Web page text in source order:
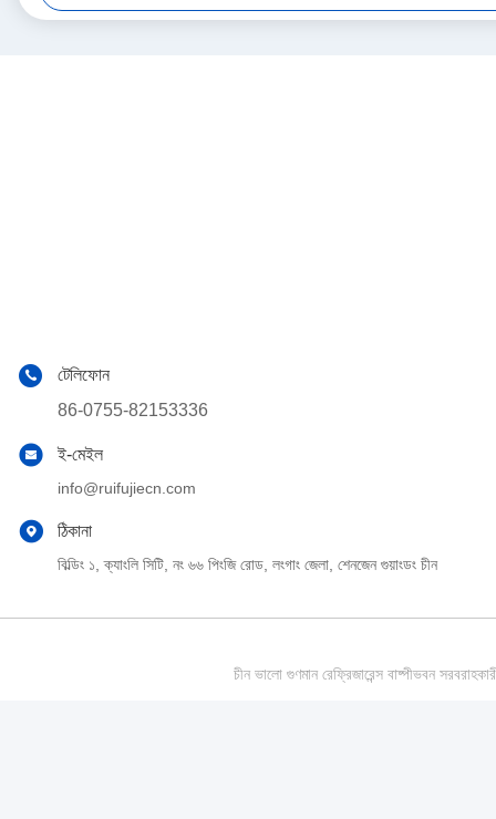
টেলিফোন
86-0755-82153336
ই-মেইল
info@ruifujiecn.com
ঠিকানা
বিল্ডিং ১, ক্যাংলি সিটি, নং ৬৬ পিংজি রোড, লংগাং জেলা, শেনজেন গুয়াংডং চীন
চীন ভালো গুণমান রেফ্রিজারেন্স বাষ্পীভবন